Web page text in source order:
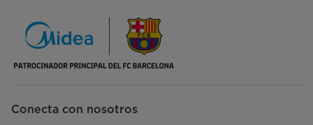
Conecta con nosotros